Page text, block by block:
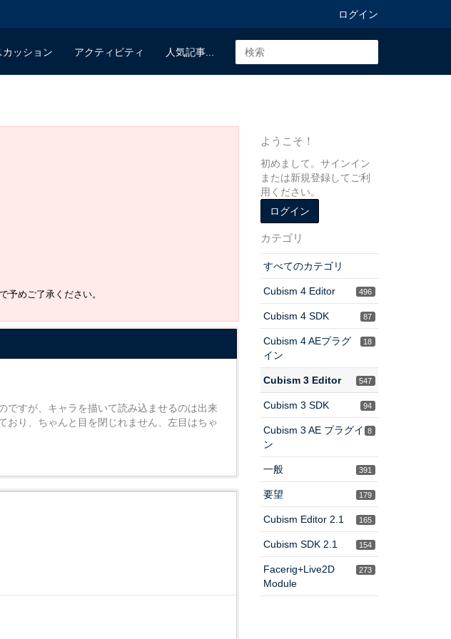
ログイン
カッション アクティビティ 人気記事...
予めご了承ください。
ですが、キャラを描いて読み込ませるのは出来
おり、ちゃんと目を閉じれません、左目はちゃ
ようこそ！
初めまして。サインイン
または新規登録してご利
用ください。
ログイン
カテゴリ
すべてのカテゴリ
496
Cubism 4 Editor
87
Cubism 4 SDK
18
Cubism 4 AEプラグ
イン
547
Cubism 3 Editor
94
Cubism 3 SDK
8
Cubism 3 AE プラグイ
ン
391
一般
179
要望
165
Cubism Editor 2.1
154
Cubism SDK 2.1
273
Facerig+Live2D
Module